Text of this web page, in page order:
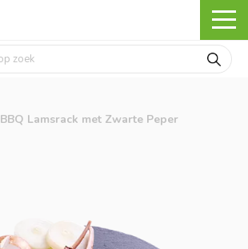
BBQ Lamsrack met Zwarte Peper